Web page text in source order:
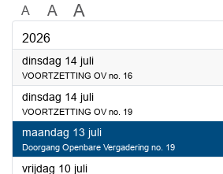
A A A
2026
dinsdag 14 juli2026
VOORTZETTING OV no. 16
dinsdag 14 juli2026
VOORTZETTING OV no. 19
maandag 13 juli2026
Doorgang Openbare Vergadering no. 19
vrijdag 10 juli2026